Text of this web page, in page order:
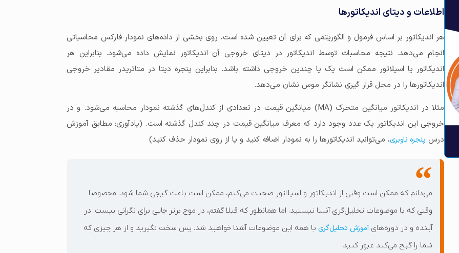
اطلاعات و دیتای اندیکاتورها
هر اندیکاتور بر اساس فرمول و الگوریتمی که برای آن تعیین شده است، روی بخشی از داده‌های نمودار فارکس محاسباتی
انجام می‌دهد. نتیجه محاسبات توسط اندیکاتور در دیتای خروجی آن اندیکاتور نمایش داده می‌شود. بنابراین هر
اندیکاتور یا اسیلاتور ممکن است یک یا چندین خروجی داشته باشد. بنابراین پنجره دیتا در متاتریدر مقادیر خروجی
اندیکاتورها را در محل قرار گیری نشانگر موس نشان می‌دهد.
مثلا در اندیکاتور میانگین متحرک (MA) میانگین قیمت در تعدادی از کندل‌های گذشته نمودار محاسبه می‌شود. و در
خروجی این اندیکاتور یک عدد وجود دارد که معرف میانگین قیمت در چند کندل گذشته است. (یادآوری: مطابق آموزش
درس پنجره ناوبری، می‌توانید اندیکاتورها را به نمودار اضافه کنید و یا از روی نمودار حذف کنید)
می‌دانم که ممکن است وقتی از اندیکاتور و اسیلاتور صحبت می‌کنم، ممکن است باعث گیجی شما شود. مخصوصا
وقتی که با موضوعات تحلیل‌گری آشنا نیستید. اما همانطور که قبلا گفتم، در موج برتر جایی برای نگرانی نیست. در
آینده و در دور‌ه‌های آموزش تحلیل‌گریبا همه این موضوعات آشنا خواهید شد. پس سخت نگیرید و از هر چیزی که
شما را گیج می‌کند عبور کنید.